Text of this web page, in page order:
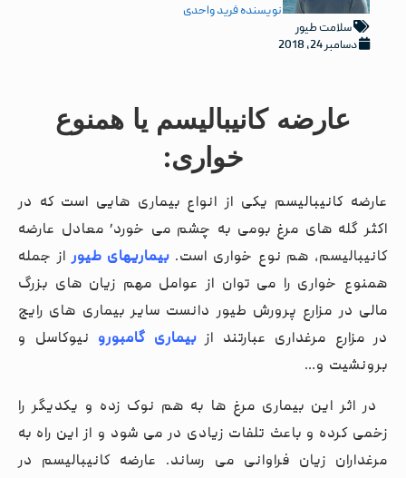
نویسندهفرید واحدی
سلامت طیور
دسامبر 24, 2018
عارضه کانیبالیسم یا همنوع
خواری:
عارضه کانیبالیسم یکی از انواع بیماری هایی است که در
اکثر گله های مرغ بومی به چشم می خورد٬ معادل عارضه
کانیبالیسم، هم نوع خواری است. بیماریهای طیور از جمله
همنوع خواری را می توان از عوامل مهم زیان های بزرگ
مالی در مزارع پرورش طیور دانست سایر بیماری های رایج
در مزارع مرغداری عبارتند ازبیماری گامبورو نیوکاسل و
برونشیت و…
در اثر این بیماری مرغ ها به هم نوک زده و یکدیگر را
زخمی کرده و باعث تلفات زیادی در می شود و از این راه به
مرغداران زیان فراوانی می رساند. عارضه کانیبالیسم در